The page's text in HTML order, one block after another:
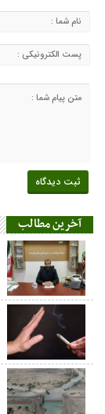
آخرین مطالب